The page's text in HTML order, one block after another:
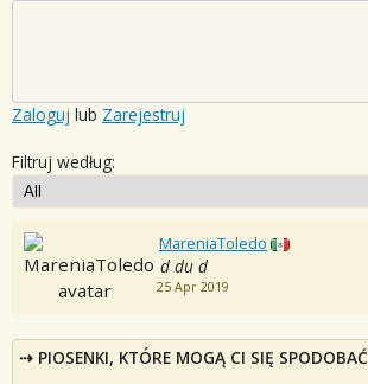
Zaloguj lub Zarejestruj
Filtruj według:
MareniaToledo
d du d
25 Apr 2019
PIOSENKI, KTÓRE MOGĄ CI SIĘ SPODOBAĆ